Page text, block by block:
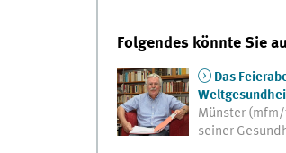
Folgendes könnte Sie
Das
Münster
seiner